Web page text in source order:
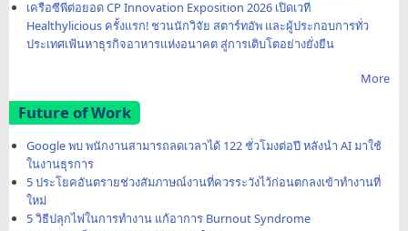
เครือซีพีต่อยอด CP Innovation Exposition 2026 เปิดเวที
Healthylicious ครั้งแรก! ชวนนักวิจัย สตาร์ทอัพ และผู้ประกอบการทั่ว
ประเทศเฟ้นหาธุรกิจอาหารแห่งอนาคต สู่การเติบโตอย่างยั่งยืน
More
Future of Work
Google พบ พนักงานสามารถลดเวลาได้ 122 ชั่วโมงต่อปี หลังนำ AI มาใช้
ในงานธุรการ
5 ประโยคอันตรายช่วงสัมภาษณ์งานที่ควรระวังไว้ก่อนตกลงเข้าทำงานที่
ใหม่
5 วิธีปลุกไฟในการทำงาน แก้อาการ Burnout Syndrome